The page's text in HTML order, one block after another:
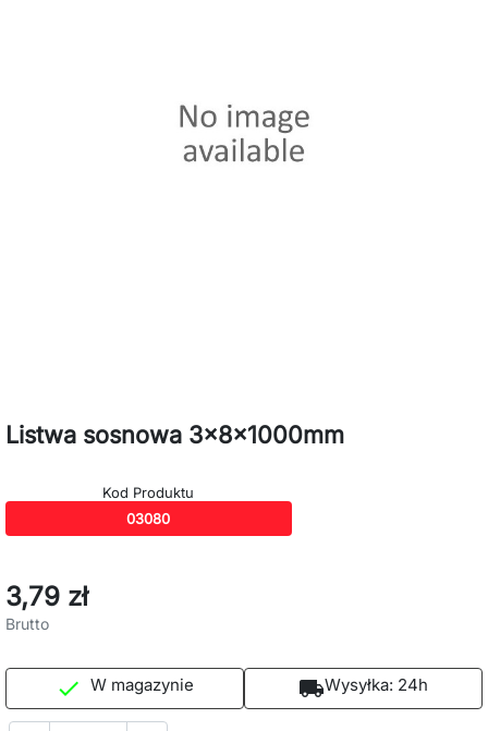
Listwa sosnowa 3x8x1000mm
Kod Produktu
03080
3,79 zł
Brutto
 W magazynie local_shippingWysyłka: 24h